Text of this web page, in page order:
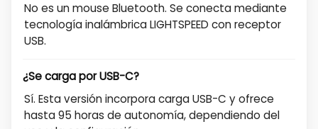
No es un mouse Bluetooth. Se conecta mediante
tecnología inalámbrica LIGHTSPEED con receptor
USB.
¿Se carga por USB-C?
Sí. Esta versión incorpora carga USB-C y ofrece
hasta 95 horas de autonomía, dependiendo del